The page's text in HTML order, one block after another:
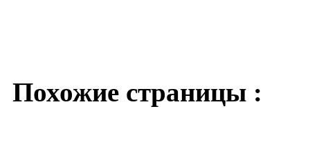
Похожие страницы :